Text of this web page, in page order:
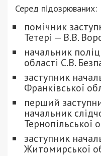
Серед підозрюваних:
помічник
Тетері — В.В.
начальник
області С.В.
заступник
Франківської
перший
начальник
Тернопільської
заступник
Житомирської